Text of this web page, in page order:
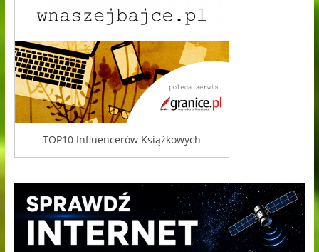
TOP10 Influencerów Książkowych